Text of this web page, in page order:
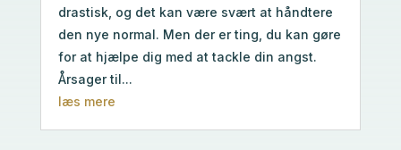
drastisk, og det kan være svært at håndtere
den nye normal. Men der er ting, du kan gøre
for at hjælpe dig med at tackle din angst.
Årsager til...
læs mere